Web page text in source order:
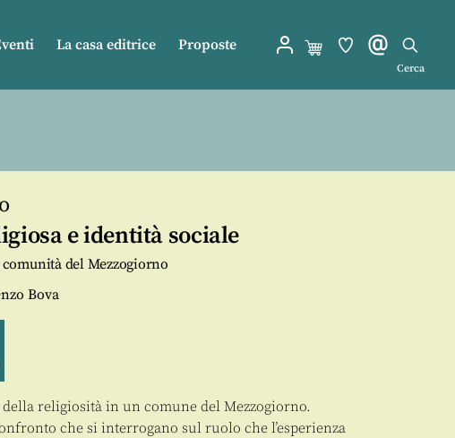
La casa editrice Proposte
Cerca
e identità sociale
del Mezzogiorno
Bova
religiosità in un comune del Mezzogiorno.
che si interrogano sul ruolo che l’esperienza